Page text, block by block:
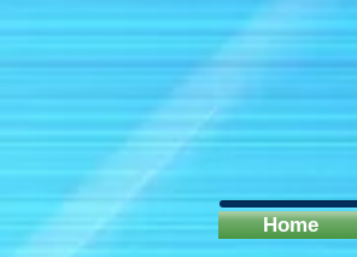
Home